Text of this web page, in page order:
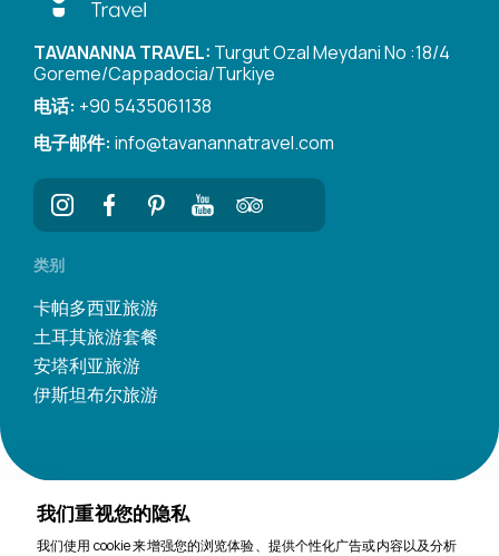
TAVANANNA TRAVEL: Turgut Ozal Meydani No :18/4
Goreme/Cappadocia/Turkiye
电话: +90 5435061138
电子邮件: info@tavanannatravel.com
类别
卡帕多西亚旅游
土耳其旅游套餐
安塔利亚旅游
伊斯坦布尔旅游
我们重视您的隐私
我们使用 cookie 来增强您的浏览体验、提供个性化广告或内容以及分析